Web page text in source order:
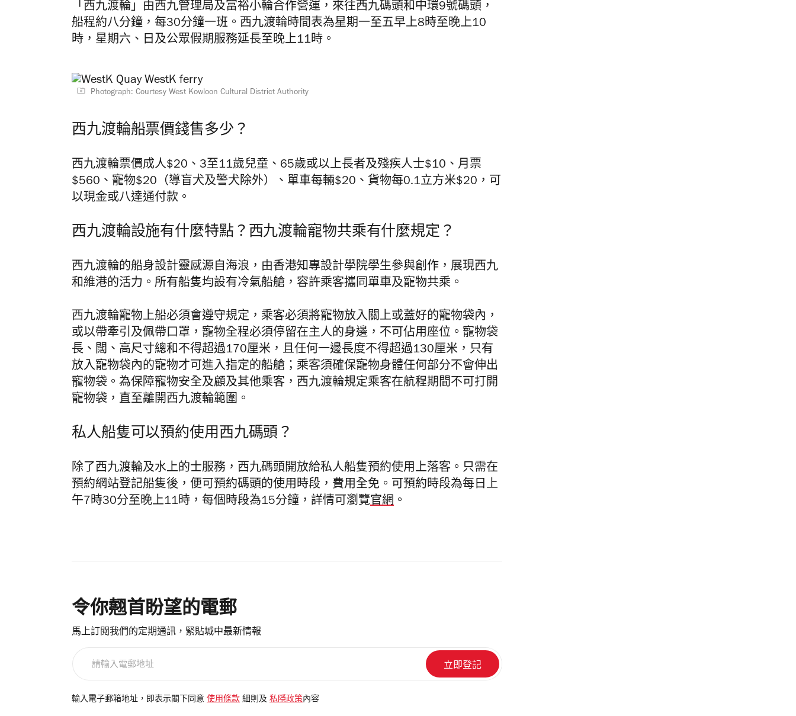
「西九渡輪」由西九管理局及富裕小輪合作營運，來往西九碼頭和中環9號碼頭，
船程約八分鐘，每30分鐘一班。西九渡輪時間表為星期一至五早上8時至晚上10
時，星期六、日及公眾假期服務延長至晚上11時。
Photograph: Courtesy West Kowloon Cultural District Authority
西九渡輪船票價錢售多少？
西九渡輪票價成人$20、3至11歲兒童、65歲或以上長者及殘疾人士$10、月票
$560、寵物$20（導盲犬及警犬除外）、單車每輛$20、貨物每0.1立方米$20，可
以現金或八達通付款。
西九渡輪設施有什麼特點？西九渡輪寵物共乘有什麼規定？
西九渡輪的船身設計靈感源自海浪，由香港知專設計學院學生參與創作，展現西九
和維港的活力。所有船隻均設有冷氣船艙，容許乘客攜同單車及寵物共乘。
西九渡輪寵物上船必須會遵守規定，乘客必須將寵物放入關上或蓋好的寵物袋內，
或以帶牽引及佩帶口罩，寵物全程必須停留在主人的身邊，不可佔用座位。寵物袋
長、闊、高尺寸總和不得超過170厘米，且任何一邊長度不得超過130厘米，只有
放入寵物袋內的寵物才可進入指定的船艙；乘客須確保寵物身體任何部分不會伸出
寵物袋。為保障寵物安全及顧及其他乘客，西九渡輪規定乘客在航程期間不可打開
寵物袋，直至離開西九渡輪範圍。
私人船隻可以預約使用西九碼頭？
除了西九渡輪及水上的士服務，西九碼頭開放給私人船隻預約使用上落客。只需在
預約網站登記船隻後，便可預約碼頭的使用時段，費用全免。可預約時段為每日上
午7時30分至晚上11時，每個時段為15分鐘，詳情可瀏覽官網 。
令你翹首盼望的電郵
馬上訂閱我們的定期通訊，緊貼城中最新情報
電
輸入電子郵箱地址，即表示閣下同意 使用條款 細則及 私隱政策內容